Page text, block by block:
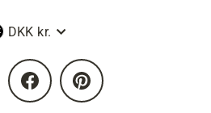
DKK kr.
Facebook Pinterest